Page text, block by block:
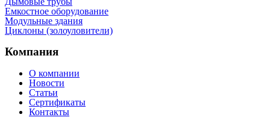
Емкостное оборудование
Mодульные здания
Циклоны (золоуловители)
Компания
О компании
Новости
Статьи
Сертификаты
Контакты